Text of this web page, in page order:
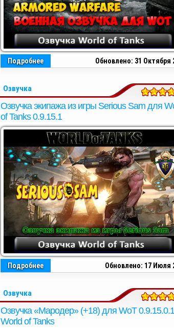
Обновлено: 31 Октября
Подробнее
Озвучка
Озвучка экипажа из игры Serious Sam для
of Tanks 0.9.15.1
Обновлено: 17 Июля
Подробнее
Озвучка
Озвучка «Мародер» (+18) для WoT 0.9.15.0.1
World of Tanks